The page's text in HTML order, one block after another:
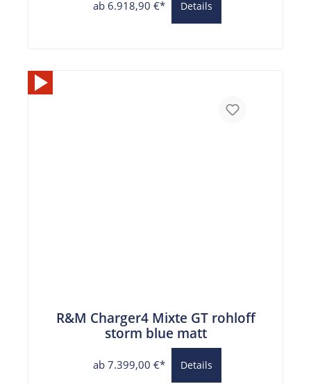
ab 6.918,90 €* Details
R&M Charger4 Mixte GT rohloff
storm blue matt
ab 7.399,00 €* Details